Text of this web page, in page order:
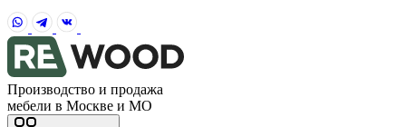
Производство и продажа
мебели в Москве и МО